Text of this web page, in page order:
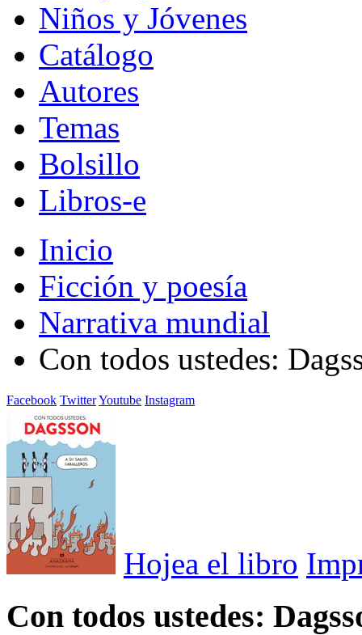
Niños y Jóvenes
Catálogo
Autores
Temas
Bolsillo
Libros-e
Inicio
Ficción y poesía
Narrativa mundial
Con todos ustedes:
Facebook TwitterYoutube Instagram
Hojea el libro
Con todos ustedes: